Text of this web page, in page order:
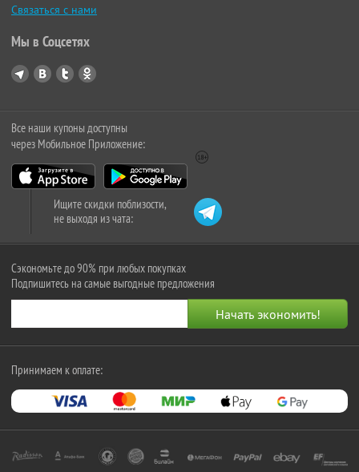
Связаться с нами
Мы в Соцсетях
Все наши купоны доступны
через Мобильное Приложение:
Ищите скидки поблизости,
не выходя из чата:
Сэкономьте до 90% при любых покупках
Подпишитесь на самые выгодные предложения
Принимаем к оплате: